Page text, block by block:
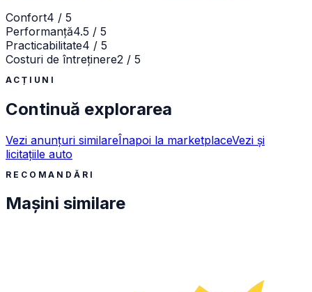
Confort4 / 5
Performanță4.5 / 5
Practicabilitate4 / 5
Costuri de întreținere2 / 5
ACȚIUNI
Continuă explorarea
Vezi anunțuri similareÎnapoi la marketplaceVezi și
licitațiile auto
RECOMANDĂRI
Mașini similare